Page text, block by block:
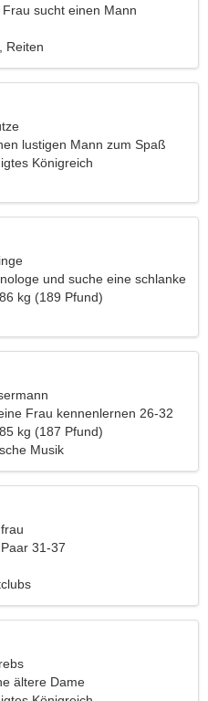
sucht einen Mann
Reiten
lustigen Mann zum Spaß
Königreich
und suche eine schlanke
kg (189 Pfund)
Frau kennenlernen 26-32
kg (187 Pfund)
Musik
31-37
ältere Dame